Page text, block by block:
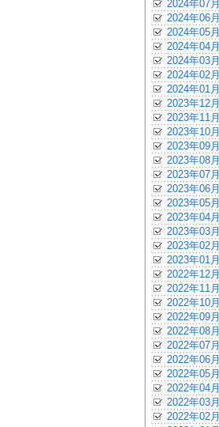
2024年07月
2024年06月
2024年05月
2024年04月
2024年03月
2024年02月
2024年01月
2023年12月
2023年11月
2023年10月
2023年09月
2023年08月
2023年07月
2023年06月
2023年05月
2023年04月
2023年03月
2023年02月
2023年01月
2022年12月
2022年11月
2022年10月
2022年09月
2022年08月
2022年07月
2022年06月
2022年05月
2022年04月
2022年03月
2022年02月